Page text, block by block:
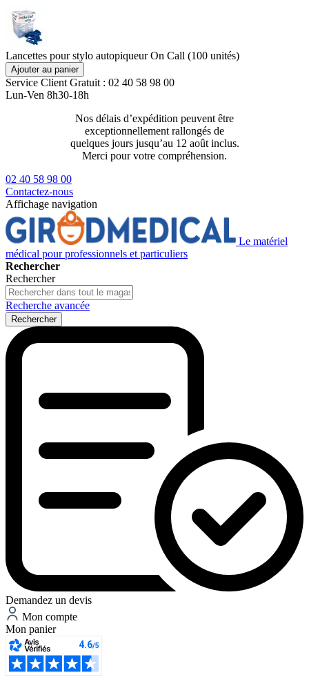
Lancettes pour stylo autopiqueur On Call (100 unités)
Ajouter au panier
Service Client Gratuit : 02 40 58 98 00
Lun-Ven 8h30-18h
Nos délais d’expédition peuvent être
exceptionnellement rallongés de
quelques jours jusqu’au 12 août inclus.
Merci pour votre compréhension.
02 40 58 98 00
Contactez-nous
Affichage navigation
Le matériel
médical pour professionnels et particuliers
Rechercher
Rechercher
Recherche avancée
Rechercher
Demandez un devis
Mon compte
Mon panier